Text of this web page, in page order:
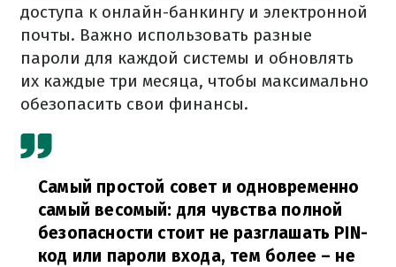
доступа к онлайн-банкингу и электронной
почты. Важно использовать разные
пароли для каждой системы и обновлять
их каждые три месяца, чтобы максимально
обезопасить свои финансы.
Самый простой совет и одновременно
самый весомый: для чувства полной
безопасности стоит не разглашать PIN-
код или пароли входа, тем более – не